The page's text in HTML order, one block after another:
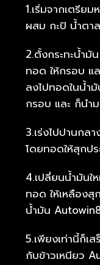
1.เริ่มจากเตรีย
ผสม กะปิ น้ำตา
2.ตั้งกระทะน้ำมั
ทอด ให้กรอบ แ
ลงไปทอดในน้ำ
กรอบ และ ก็นำ
3.เร่งไปปานกล
โดยทอดให้สุกป
4.เปลี่ยนน้ำมันใ
ทอด ให้เหลืองสุ
น้ำมัน
5.เพียงเท่านี้ก็
กับข้าวเหนียว